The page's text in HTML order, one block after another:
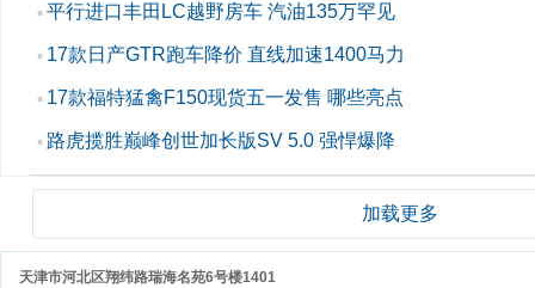
▪ 平行进口丰田LC越野房车 汽油135万罕见
▪ 17款日产GTR跑车降价 直线加速1400马力
▪ 17款福特猛禽F150现货五一发售 哪些亮点
▪ 路虎揽胜巅峰创世加长版SV 5.0 强悍爆降
加载更多
天津市河北区翔纬路瑞海名苑6号楼1401